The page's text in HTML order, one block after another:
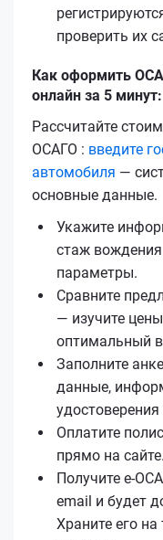
проверить их
Как оформить
онлайн за 5
Рассчитайте
ОСАГО : введите
автомобиля —
основные данные.
Укажите
стаж
параметры.
Сравните
— изучите
оптимальный
Заполните
данные,
Оплатите
прямо на сайте.
Получите
email и будет
Храните его